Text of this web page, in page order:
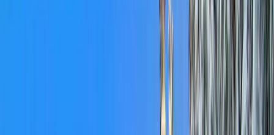
TOUR OPERATING